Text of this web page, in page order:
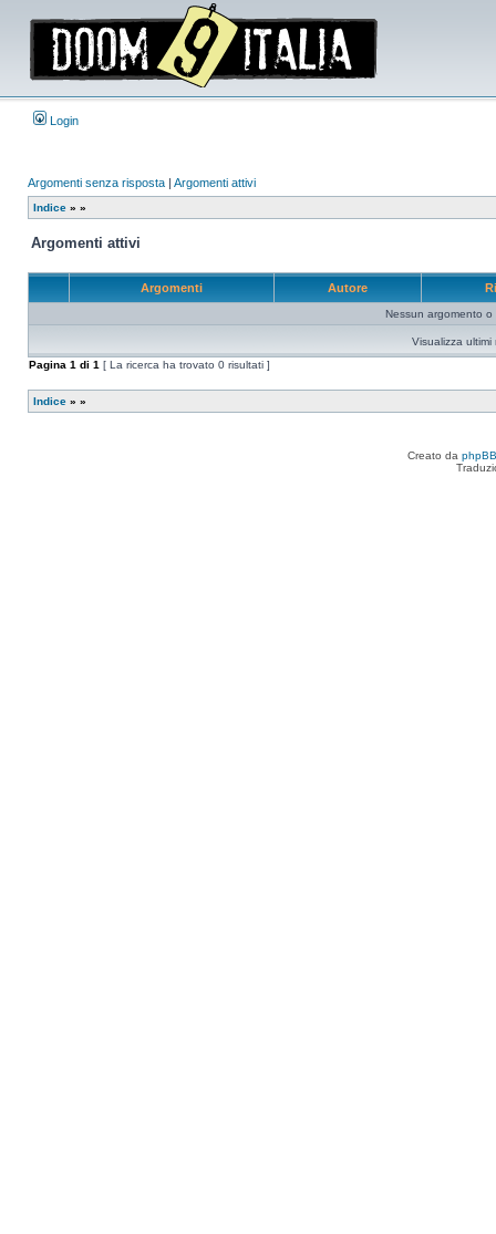
Login
Argomenti senza risposta | Argomenti attivi
Indice » »
Argomenti attivi
Argomenti Autore
Nessun argomento o
Visualizza ultimi
Pagina 1 di 1 [ La ricerca ha trovato 0 risultati ]
Indice » »
Creato da phpBB